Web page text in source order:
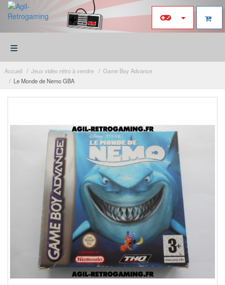
≡
Accueil Jeux vidéo rétro à vendre
Game Boy Advance
Le Monde de Nemo GBA